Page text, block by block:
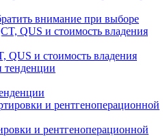
внимание при выборе
QUS и стоимость владения
и рентгеноперационной